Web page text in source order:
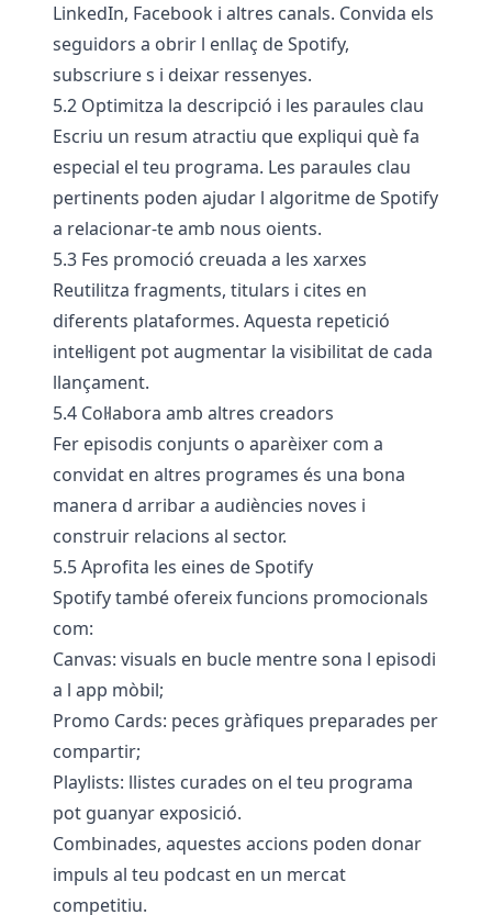
LinkedIn, Facebook i altres canals. Convida els
seguidors a obrir l enllaç de Spotify,
subscriure s i deixar ressenyes.
5.2 Optimitza la descripció i les paraules clau
Escriu un resum atractiu que expliqui què fa
especial el teu programa. Les paraules clau
pertinents poden ajudar l algoritme de Spotify
a relacionar-te amb nous oients.
5.3 Fes promoció creuada a les xarxes
Reutilitza fragments, titulars i cites en
diferents plataformes. Aquesta repetició
intel·ligent pot augmentar la visibilitat de cada
llançament.
5.4 Col·labora amb altres creadors
Fer episodis conjunts o aparèixer com a
convidat en altres programes és una bona
manera d arribar a audiències noves i
construir relacions al sector.
5.5 Aprofita les eines de Spotify
Spotify també ofereix funcions promocionals
com:
Canvas: visuals en bucle mentre sona l episodi
a l app mòbil;
Promo Cards: peces gràfiques preparades per
compartir;
Playlists: llistes curades on el teu programa
pot guanyar exposició.
Combinades, aquestes accions poden donar
impuls al teu podcast en un mercat
competitiu.